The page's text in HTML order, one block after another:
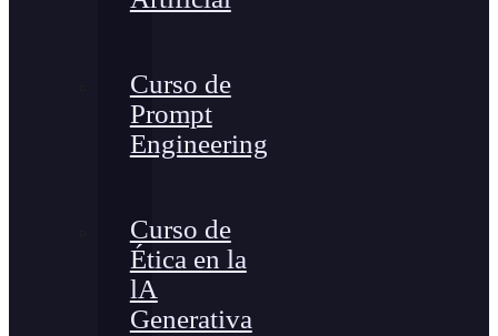
Curso de
Prompt
Engineering
Curso de
Ética en la
lA
Generativa